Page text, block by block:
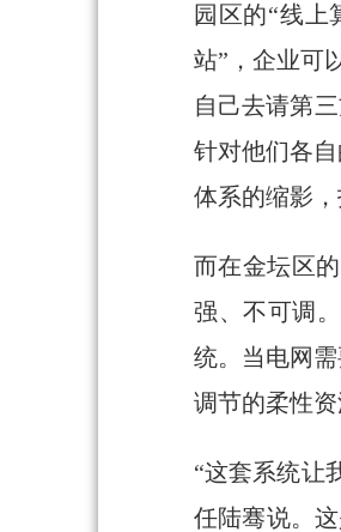
园区的“线上
站”，企业可
自己去请第
针对他们各
体系的缩影
而在金坛区
强、不可调
统。当电网
调节的柔性资
“这套系统让
任陆骞说。